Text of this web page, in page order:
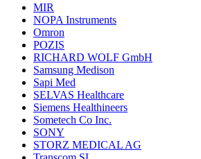
MIR
NOPA Instruments
Omron
POZIS
RICHARD WOLF GmbH
Samsung Medison
Sapi Med
SELVAS Healthcare
Siemens Healthineers
Sometech Co Inc.
SONY
STORZ MEDICAL AG